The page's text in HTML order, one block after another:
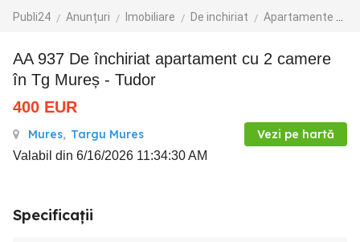
Publi24 Anunțuri Imobiliare De inchiriat Apartamente de inchiriat
AA 937 De închiriat apartament cu 2 camere
în Tg Mureș - Tudor
400 EUR
Mures, Targu Mures Vezi pe hartă
Valabil din 6/16/2026 11:34:30 AM
Specificații